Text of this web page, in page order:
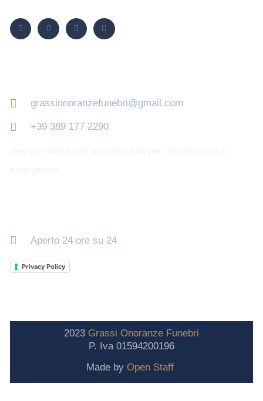
grassionoranzefunebri@gmail.com
+39 389 177 2290
Aperto 24 ore su 24
Privacy Policy
2023 Grassi Onoranze Funebri
P. Iva 01594200196
Made by Open Staff